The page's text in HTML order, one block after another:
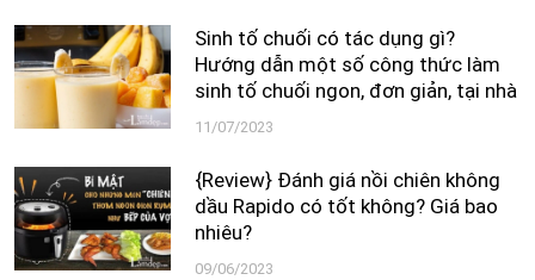
Sinh tố chuối có tác dụng gì?
Hướng dẫn một số công thức làm
sinh tố chuối ngon, đơn giản, tại nhà
11/07/2023
{Review} Đánh giá nồi chiên không
dầu Rapido có tốt không? Giá bao
nhiêu?
09/06/2023